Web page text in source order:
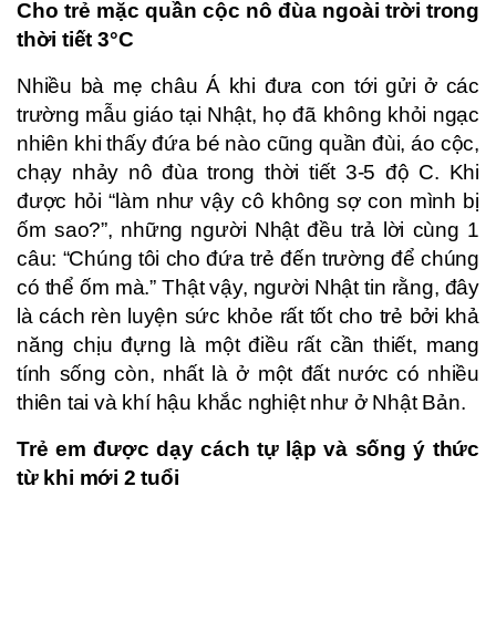
Cho trẻ mặc quần cộc nô đùa ngoài trời trong
thời tiết 3°C
Nhiều bà mẹ châu Á khi đưa con tới gửi ở các
trường mẫu giáo tại Nhật, họ đã không khỏi ngạc
nhiên khi thấy đứa bé nào cũng quần đùi, áo cộc,
chạy nhảy nô đùa trong thời tiết 3-5 độ C. Khi
được hỏi “làm như vậy cô không sợ con mình bị
ốm sao?”, những người Nhật đều trả lời cùng 1
câu: “Chúng tôi cho đứa trẻ đến trường để chúng
có thể ốm mà.” Thật vậy, người Nhật tin rằng, đây
là cách rèn luyện sức khỏe rất tốt cho trẻ bởi khả
năng chịu đựng là một điều rất cần thiết, mang
tính sống còn, nhất là ở một đất nước có nhiều
thiên tai và khí hậu khắc nghiệt như ở Nhật Bản.
Trẻ em được dạy cách tự lập và sống ý thức
từ khi mới 2 tuổi